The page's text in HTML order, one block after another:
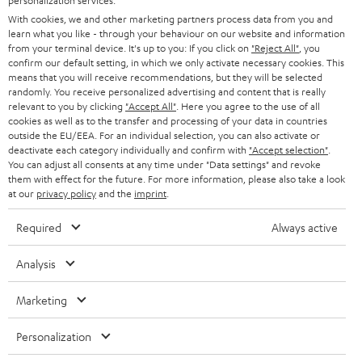
SMART HOME
BLUETOOTH-LAUTSPRECHER
KOPFHÖRER
BLUETOOTH-KOPFHÖRER
STEREOANLAGEN
LAUTSPRECHER
ULTIMA-SERIE
IN-EAR-KOPFHÖRER
FANSHOP
PRESSE & MARKETING
GESCHÄFTSKUNDEN
PARTNERPROGRAMM
BLOG
NEWSLETTER
STORES
DEINE VORTEILE BEI TEUFEL
TEUFEL STORY
UNSER MANAGEMENT
NACHHALTIGKEIT
ÖSTERREICH
SCHWEIZ
NIEDERLANDE
BELGIEN
POLEN
SPANIEN
Fotos abgebildete Zubehör ist nicht im Lieferumfang enthalten. Etwaige
©2026 Lautsprecher Teufel GmbH - All rights reserved.
With cookies, we and other marketing partners process data from you and
learn what you like - through your behaviour on our website and information
from your terminal device. It's up to you: If you click on "Reject All" , you
confirm our default setting, in which we only activate necessary cookies. This
means that you will receive recommendations, but they will be selected
randomly. You receive personalized advertising and content that is really
relevant to you by clicking "Accept All" . Here you agree to the use of all
cookies as well as to the transfer and processing of your data in countries
outside the EU/EEA. For an individual selection, you can also activate or
deactivate each category individually and confirm with "Accept selection"
You can adjust all consents at any time under "Data settings" and revoke
them with effect for the future. For more information, please also take a look
at our privacy policyand the imprint
Required Always active
Analysis
Marketing
Personalization